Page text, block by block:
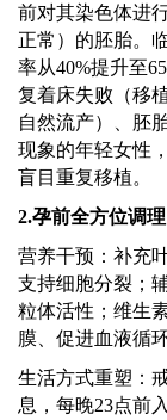
前对其染色体进
正常）的胚胎。
率从40%提升至
复着床失败（移
自然流产）、胚
现象的年轻女性
盲目重复移植。
2.孕前全方位调
营养干预：补充
支持细胞分裂；
粒体活性；维生
膜、促进血液循环
生活方式重塑：
息，每晚23点前